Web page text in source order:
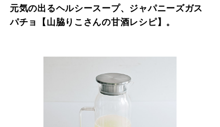
元気の出るヘルシースープ、ジャパニーズガス
パチョ【山脇りこさんの甘酒レシピ】。